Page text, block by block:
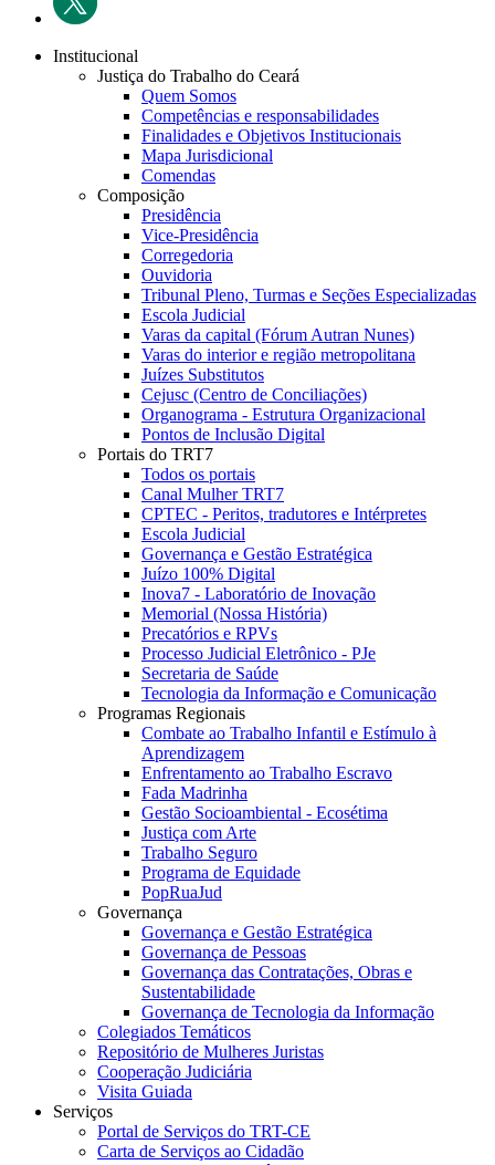
Institucional
Justiça do Trabalho do Ceará
Quem Somos
Competências e responsabilidades
Finalidades e Objetivos Institucionais
Mapa Jurisdicional
Comendas
Composição
Presidência
Vice-Presidência
Corregedoria
Ouvidoria
Tribunal Pleno, Turmas e Seções Especializadas
Escola Judicial
Varas da capital (Fórum Autran Nunes)
Varas do interior e região metropolitana
Juízes Substitutos
Cejusc (Centro de Conciliações)
Organograma - Estrutura Organizacional
Pontos de Inclusão Digital
Portais do TRT7
Todos os portais
Canal Mulher TRT7
CPTEC - Peritos, tradutores e Intérpretes
Escola Judicial
Governança e Gestão Estratégica
Juízo 100% Digital
Inova7 - Laboratório de Inovação
Memorial (Nossa História)
Precatórios e RPVs
Processo Judicial Eletrônico - PJe
Secretaria de Saúde
Tecnologia da Informação e Comunicação
Programas Regionais
Combate ao Trabalho Infantil e Estímulo à
Aprendizagem
Enfrentamento ao Trabalho Escravo
Fada Madrinha
Gestão Socioambiental - Ecosétima
Justiça com Arte
Trabalho Seguro
Programa de Equidade
PopRuaJud
Governança
Governança e Gestão Estratégica
Governança de Pessoas
Governança das Contratações, Obras e
Sustentabilidade
Governança de Tecnologia da Informação
Colegiados Temáticos
Repositório de Mulheres Juristas
Cooperação Judiciária
Visita Guiada
Serviços
Portal de Serviços do TRT-CE
Carta de Serviços ao Cidadão